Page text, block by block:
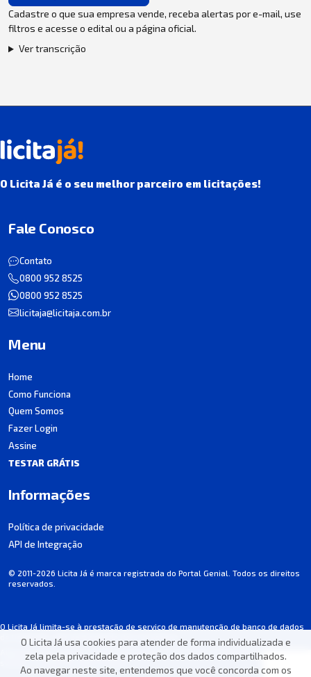
O Licita Já usa cookies para atender de forma individualizada e
zela pela privacidade e proteção dos dados compartilhados.
Ao navegar neste site, entendemos que você concorda com os
Cadastre o que sua empresa vende, receba alertas por e-mail, use
filtros e acesse o edital ou a página oficial.
Ver transcrição
O Licita Já é o seu melhor parceiro em licitações!
O Licita Já limita-se à prestação de serviço de manutenção de banco de dados
de licitações, não participando dos processos.
Algumas informações podem apresentar incorreções involuntárias. Consulte
sempre o edital de cada licitação.
Fale Conosco
Contato
0800 952 8525
0800 952 8525
licitaja@licitaja.com.br
Menu
Home
Como Funciona
Quem Somos
Fazer Login
Assine
TESTAR GRÁTIS
Informações
Política de privacidade
API de Integração
© 2011-2026 Licita Já é marca registrada do Portal Genial. Todos os direitos
reservados.